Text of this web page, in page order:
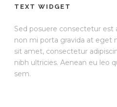
TEXT WIDGET
Sed posuere consectetur est
non mi porta gravida at eget
sit amet, consectetur
nibh ultricies. Aenean eu leo
sem.